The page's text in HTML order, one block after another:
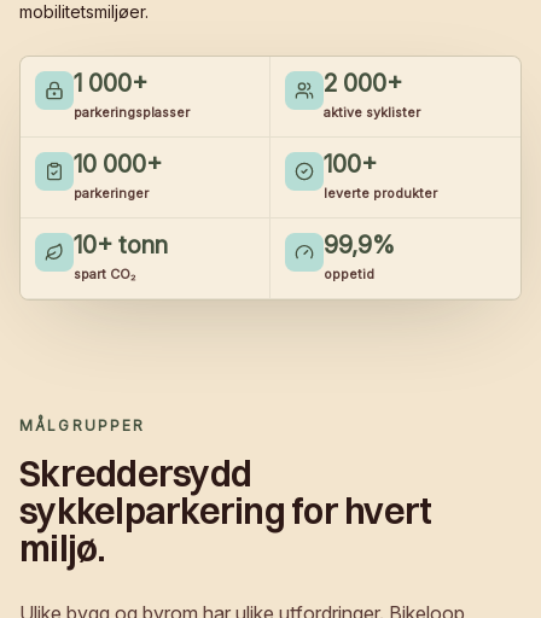
mobilitetsmiljøer.
1 000+
parkeringsplasser
2 000+
aktive syklister
10 000+
parkeringer
100+
leverte produkter
10+ tonn
spart CO₂
99,9%
oppetid
MÅLGRUPPER
Skreddersydd
sykkelparkering for hvert
miljø.
Ulike bygg og byrom har ulike utfordringer. Bikeloop